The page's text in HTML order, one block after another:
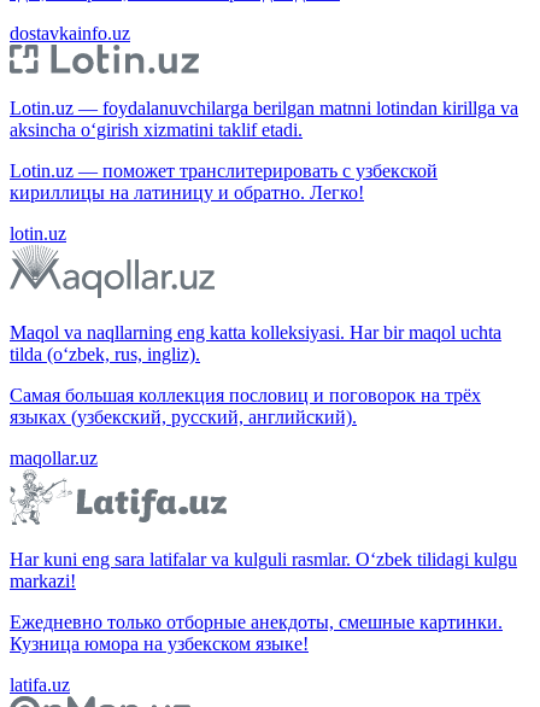
dostavkainfo.uz
Lotin.uz — foydalanuvchilarga berilgan matnni lotindan kirillga va
aksincha o‘girish xizmatini taklif etadi.
Lotin.uz — поможет транслитерировать с узбекской
кириллицы на латиницу и обратно. Легко!
lotin.uz
Maqol va naqllarning eng katta kolleksiyasi. Har bir maqol uchta
tilda (o‘zbek, rus, ingliz).
Самая большая коллекция пословиц и поговорок на трёх
языках (узбекский, русский, английский).
maqollar.uz
Har kuni eng sara latifalar va kulguli rasmlar. O‘zbek tilidagi kulgu
markazi!
Ежедневно только отборные анекдоты, смешные картинки.
Кузница юмора на узбекском языке!
latifa.uz